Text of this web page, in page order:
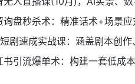
24小时自动盈利
询盘秒杀术：精准话术+场景
率提升200%
剧速成实战课：涵盖剧本创作
剧收益破万
书引流爆单术：构建一套低成